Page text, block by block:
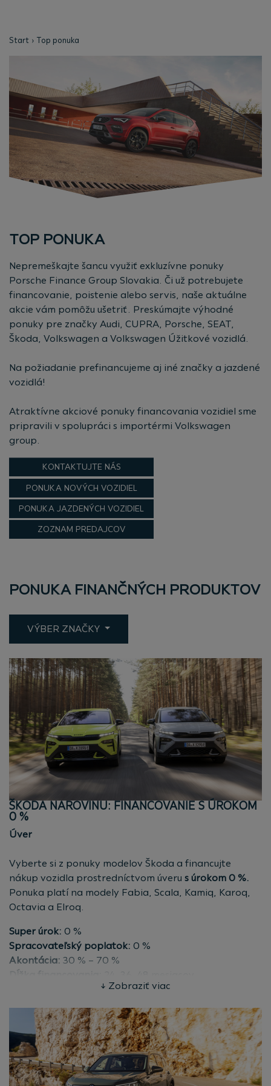
Start Top ponuka
TOP PONUKA
Nepremeškajte šancu využiť exkluzívne ponuky
Porsche Finance Group Slovakia. Či už potrebujete
financovanie, poistenie alebo servis, naše aktuálne
akcie vám pomôžu ušetriť. Preskúmajte výhodné
ponuky pre značky Audi, CUPRA, Porsche, SEAT,
Škoda, Volkswagen a Volkswagen Úžitkové vozidlá.
Na požiadanie prefinancujeme aj iné značky a jazdené
vozidlá!
Atraktívne akciové ponuky financovania vozidiel sme
pripravili v spolupráci s importérmi Volkswagen
group.
KONTAKTUJTE NÁS
PONUKA NOVÝCH VOZIDIEL
PONUKA JAZDENÝCH VOZIDIEL
ZOZNAM PREDAJCOV
PONUKA FINANČNÝCH PRODUKTOV
VÝBER ZNAČKY
ŠKODA NAROVINU: FINANCOVANIE S ÚROKOM
0 %
Úver
Vyberte si z ponuky modelov Škoda a financujte
nákup vozidla prostredníctvom úveru s úrokom 0 %.
Ponuka platí na modely Fabia, Scala, Kamiq, Karoq,
Octavia a Elroq.
Super úrok: 0 %
Spracovateľský poplatok: 0 %
Akontácia: 30 % – 70 %
Dĺžka financovania:
povinné zmluvné poistenie a havarijné
Pre fyzické aj právnické osoby.
Reprezentatívny príklad financovania pre Škoda
Karoq 1.0 TSI EVO 85 kW (115 k) v cene 25 940 EUR.
Celková výška spotrebiteľského úveru: 18 158 EUR,
↓ Zobraziť viac